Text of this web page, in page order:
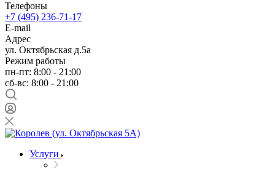
Телефоны
+7 (495) 236-71-17
E-mail
Адрес
ул. Октябрьская д.5а
Режим работы
пн-пт: 8:00 - 21:00
сб-вс: 8:00 - 21:00
Услуги